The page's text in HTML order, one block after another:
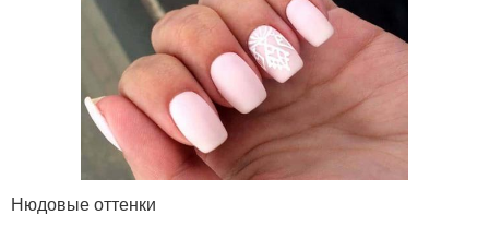
Нюдовые оттенки